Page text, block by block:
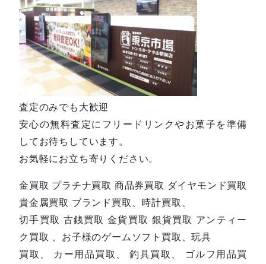
査定のみでも大歓迎
安心の無料査定にフリードリンクやお菓子を準備
してお待ちしています。
お気軽にお立ち寄りください。
金買取 プラチナ買取 商品券買取 ダイヤモンド買取
貴金属買取 ブランド買取、時計買取、
切手買取 古銭買取 金貨買取 銀貨買取 アンティー
ク買取 、お子様のゲームソフト買取、玩具
買取、 カー用品買取、 釣具買取、 ゴルフ用品買